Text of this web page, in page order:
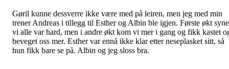
Gøril kunne dessverre ikke være med på leiren, men jeg med min
trener Andreas i tillegg til Esther og Albin ble igjen. Første økt
vi alle var hard, men i andre økt kom vi mer i gang og fikk kastet
beveget oss mer. Esther var ennå ikke klar etter neseplasket sitt, så
hun fikk bare se på. Albin og jeg sloss bra.